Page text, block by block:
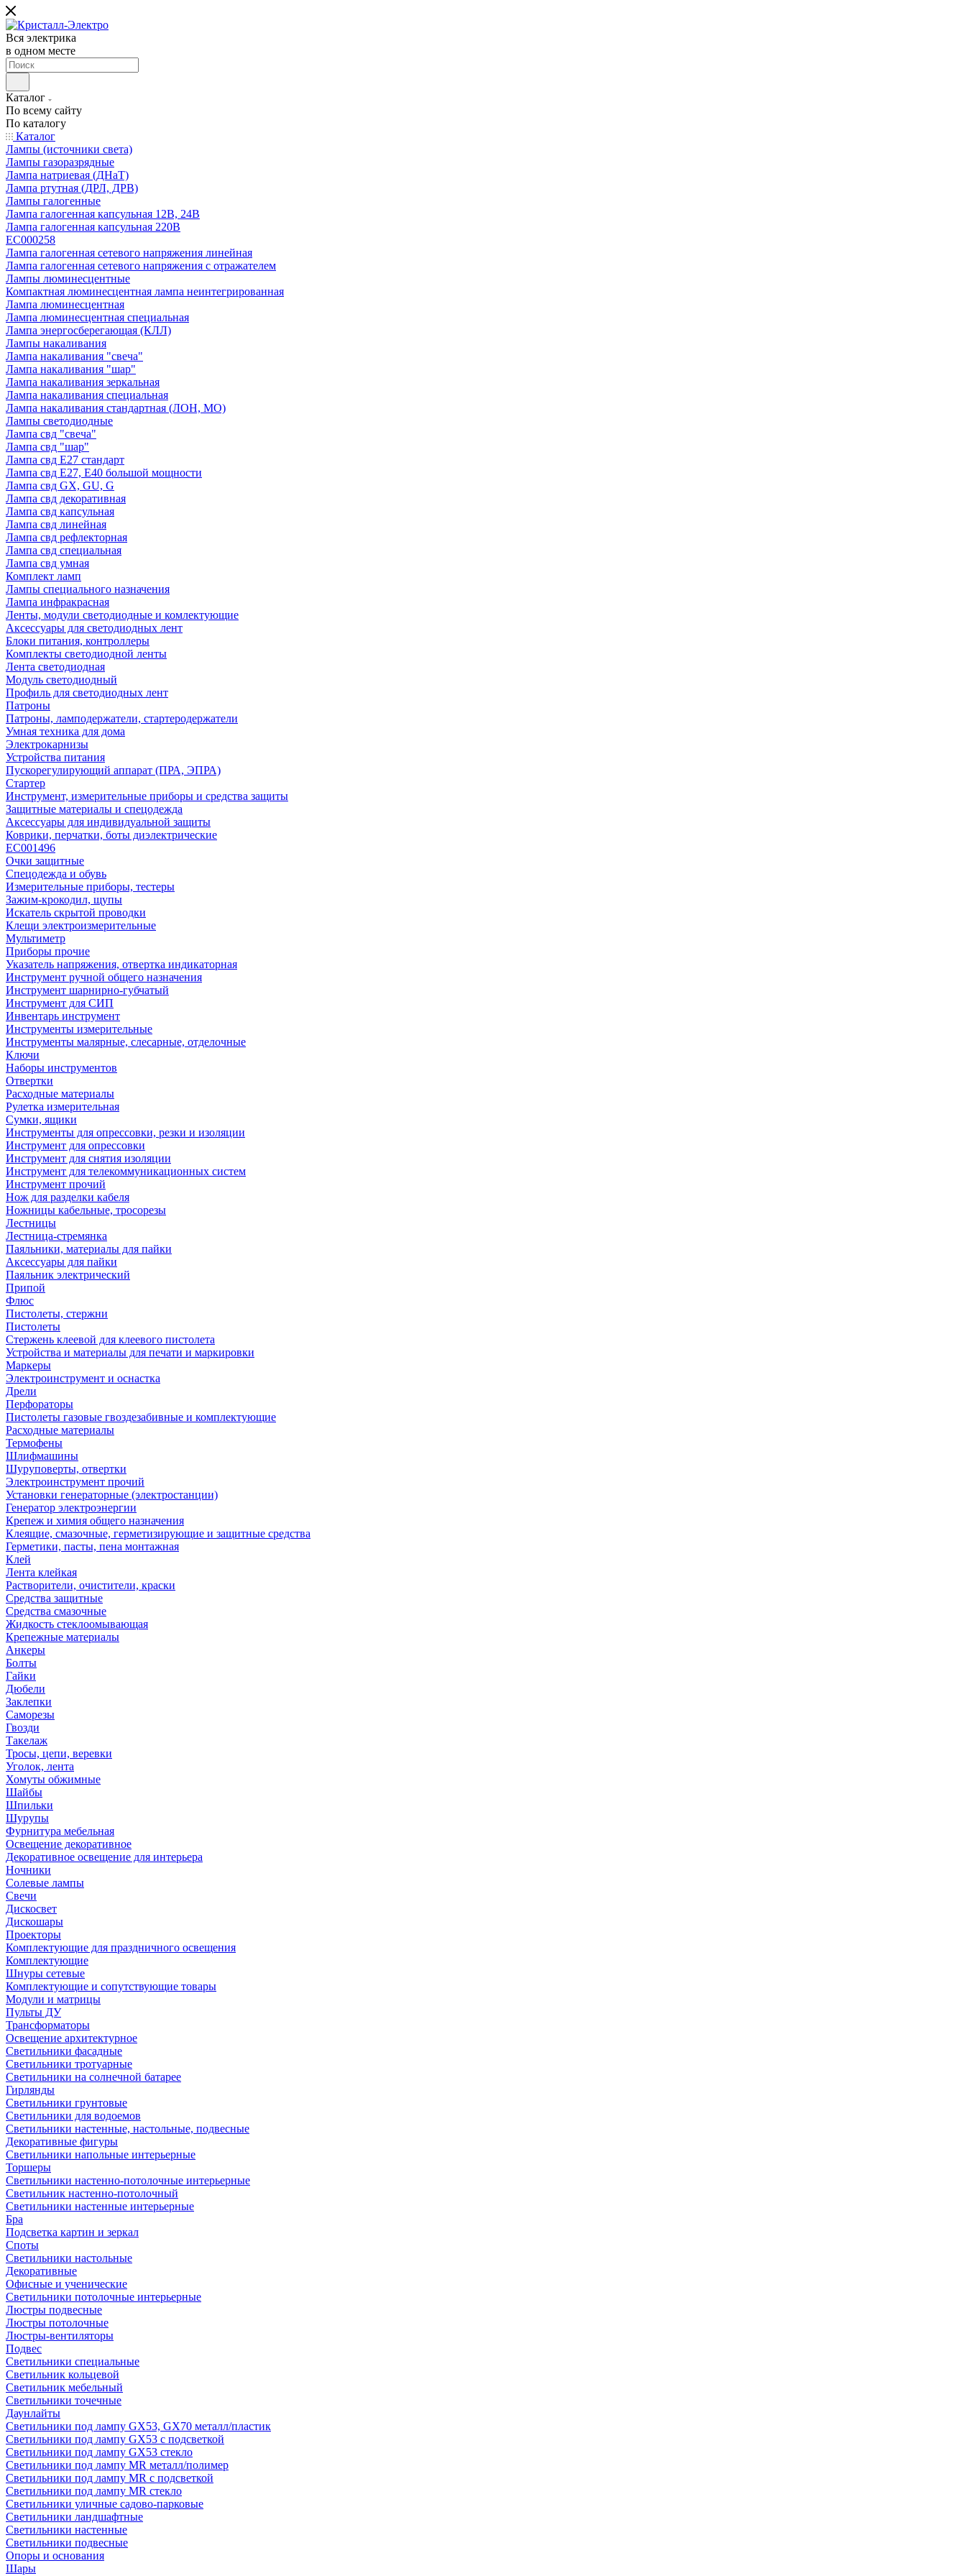
Вся электрика
в одном месте
Каталог
По всему сайту
По каталогу
Каталог
Лампы (источники света)
Лампы газоразрядные
Лампа натриевая (ДНаТ)
Лампа ртутная (ДРЛ, ДРВ)
Лампы галогенные
Лампа галогенная капсульная 12В, 24В
Лампа галогенная капсульная 220В
EC000258
Лампа галогенная сетевого напряжения линейная
Лампа галогенная сетевого напряжения с отражателем
Лампы люминесцентные
Компактная люминесцентная лампа неинтегрированная
Лампа люминесцентная
Лампа люминесцентная специальная
Лампа энергосберегающая (КЛЛ)
Лампы накаливания
Лампа накаливания "свеча"
Лампа накаливания "шар"
Лампа накаливания зеркальная
Лампа накаливания специальная
Лампа накаливания стандартная (ЛОН, МО)
Лампы светодиодные
Лампа свд "свеча"
Лампа свд "шар"
Лампа свд E27 стандарт
Лампа свд E27, Е40 большой мощности
Лампа свд GX, GU, G
Лампа свд декоративная
Лампа свд капсульная
Лампа свд линейная
Лампа свд рефлекторная
Лампа свд специальная
Лампа свд умная
Комплект ламп
Лампы специального назначения
Лампа инфракрасная
Ленты, модули светодиодные и комлектующие
Аксессуары для светодиодных лент
Блоки питания, контроллеры
Комплекты светодиодной ленты
Лента светодиодная
Модуль светодиодный
Профиль для светодиодных лент
Патроны
Патроны, ламподержатели, стартеродержатели
Умная техника для дома
Электрокарнизы
Устройства питания
Пускорегулирующий аппарат (ПРА, ЭПРА)
Стартер
Инструмент, измерительные приборы и средства защиты
Защитные материалы и спецодежда
Аксессуары для индивидуальной защиты
Коврики, перчатки, боты диэлектрические
EC001496
Очки защитные
Спецодежда и обувь
Измерительные приборы, тестеры
Зажим-крокодил, щупы
Искатель скрытой проводки
Клещи электроизмерительные
Мультиметр
Приборы прочие
Указатель напряжения, отвертка индикаторная
Инструмент ручной общего назначения
Инструмент шарнирно-губчатый
Инструмент для СИП
Инвентарь инструмент
Инструменты измерительные
Инструменты малярные, слесарные, отделочные
Ключи
Наборы инструментов
Отвертки
Расходные материалы
Рулетка измерительная
Сумки, ящики
Инструменты для опрессовки, резки и изоляции
Инструмент для опрессовки
Инструмент для снятия изоляции
Инструмент для телекоммуникационных систем
Инструмент прочий
Нож для разделки кабеля
Ножницы кабельные, тросорезы
Лестницы
Лестница-стремянка
Паяльники, материалы для пайки
Аксессуары для пайки
Паяльник электрический
Припой
Флюс
Пистолеты, стержни
Пистолеты
Стержень клеевой для клеевого пистолета
Устройства и материалы для печати и маркировки
Маркеры
Электроинструмент и оснастка
Дрели
Перфораторы
Пистолеты газовые гвоздезабивные и комплектующие
Расходные материалы
Термофены
Шлифмашины
Шуруповерты, отвертки
Электроинструмент прочий
Установки генераторные (электростанции)
Генератор электроэнергии
Крепеж и химия общего назначения
Клеящие, смазочные, герметизирующие и защитные средства
Герметики, пасты, пена монтажная
Клей
Лента клейкая
Растворители, очистители, краски
Средства защитные
Средства смазочные
Жидкость стеклоомывающая
Крепежные материалы
Анкеры
Болты
Гайки
Дюбели
Заклепки
Саморезы
Гвозди
Такелаж
Тросы, цепи, веревки
Уголок, лента
Хомуты обжимные
Шайбы
Шпильки
Шурупы
Фурнитура мебельная
Освещение декоративное
Декоративное освещение для интерьера
Ночники
Солевые лампы
Свечи
Дискосвет
Дискошары
Проекторы
Комплектующие для праздничного освещения
Комплектующие
Шнуры сетевые
Комплектующие и сопутствующие товары
Модули и матрицы
Пульты ДУ
Трансформаторы
Освещение архитектурное
Светильники фасадные
Светильники тротуарные
Светильники на солнечной батарее
Гирлянды
Светильники грунтовые
Светильники для водоемов
Светильники настенные, настольные, подвесные
Декоративные фигуры
Светильники напольные интерьерные
Торшеры
Светильники настенно-потолочные интерьерные
Светильник настенно-потолочный
Светильники настенные интерьерные
Бра
Подсветка картин и зеркал
Споты
Светильники настольные
Декоративные
Офисные и ученические
Светильники потолочные интерьерные
Люстры подвесные
Люстры потолочные
Люстры-вентиляторы
Подвес
Светильники специальные
Светильник кольцевой
Светильник мебельный
Светильники точечные
Даунлайты
Светильники под лампу GX53, GX70 металл/пластик
Светильники под лампу GX53 с подсветкой
Светильники под лампу GX53 стекло
Светильники под лампу MR металл/полимер
Светильники под лампу MR с подсветкой
Светильники под лампу MR стекло
Светильники уличные садово-парковые
Светильники ландшафтные
Светильники настенные
Светильники подвесные
Опоры и основания
Шары